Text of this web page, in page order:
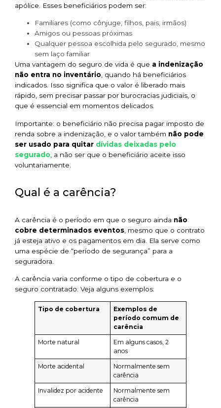
apólice. Esses beneficiários podem ser:
Familiares (como cônjuge, filhos, pais, irmãos)
Amigos ou pessoas próximas
Qualquer pessoa escolhida pelo segurado, mesmo
sem laço familiar
Uma vantagem do seguro de vida é que a indenização
não entra no inventário , quando há beneficiários
indicados. Isso significa que o valor é liberado mais
rápido, sem precisar passar por burocracias judiciais, o
que é essencial em momentos delicados.
Importante: o beneficiário não precisa pagar imposto de
renda sobre a indenização, e o valor também não pode
ser usado para quitar dívidas deixadas pelo
segurado , a não ser que o beneficiário aceite isso
voluntariamente.
Qual é a carência?
A carência é o período em que o seguro ainda não
cobre determinados eventos , mesmo que o contrato
já esteja ativo e os pagamentos em dia. Ela serve como
uma espécie de “período de segurança” para a
seguradora.
A carência varia conforme o tipo de cobertura e o
seguro contratado. Veja alguns exemplos:
Tipo de cobertura
Exemplos de
período comum de
carência
Morte natural
Em alguns casos, 2
anos
Morte acidental
Normalmente sem
carência
Invalidez por acidente
Normalmente sem
carência